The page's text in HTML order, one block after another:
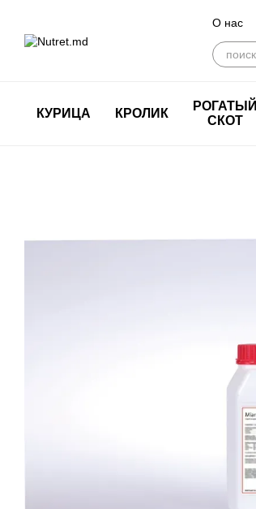
О нас
КУРИЦА КРОЛИК
РОГАТЫЙ
СКОТ